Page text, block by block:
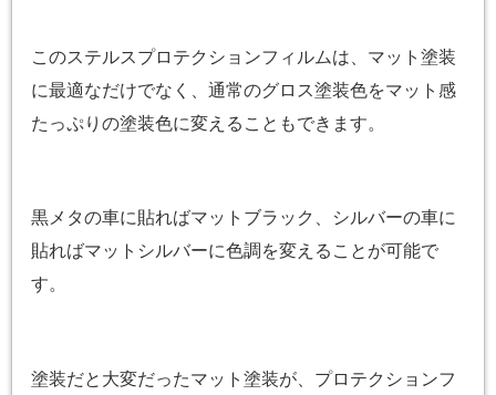
このステルスプロテクションフィルムは、マット塗装
に最適なだけでなく、通常のグロス塗装色をマット感
たっぷりの塗装色に変えることもできます。
黒メタの車に貼ればマットブラック、シルバーの車に
貼ればマットシルバーに色調を変えることが可能で
す。
塗装だと大変だったマット塗装が、プロテクションフ